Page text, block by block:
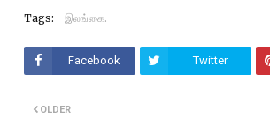
Tags: இலங்கை.
Facebook Twitter
OLDER